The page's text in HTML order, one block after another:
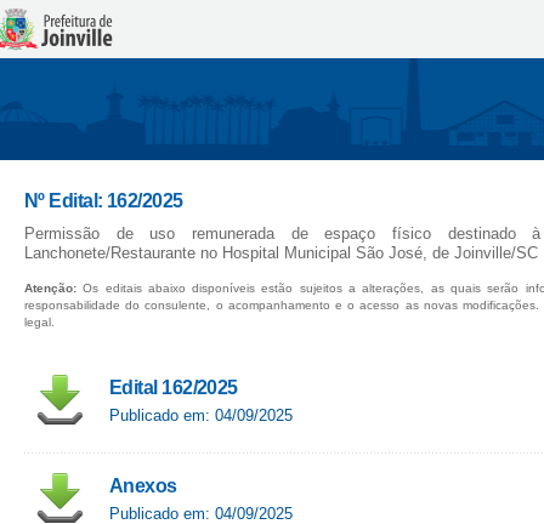
Nº Edital: 162/2025
Permissão de uso remunerada de espaço físico destinado
Lanchonete/Restaurante no Hospital Municipal São José, de Joinville/SC
Atenção: Os editais abaixo disponíveis estão sujeitos a alterações, as quais serão
responsabilidade do consulente, o acompanhamento e o acesso as novas
legal.
Edital 162/2025
Publicado em: 04/09/2025
Anexos
Publicado em: 04/09/2025